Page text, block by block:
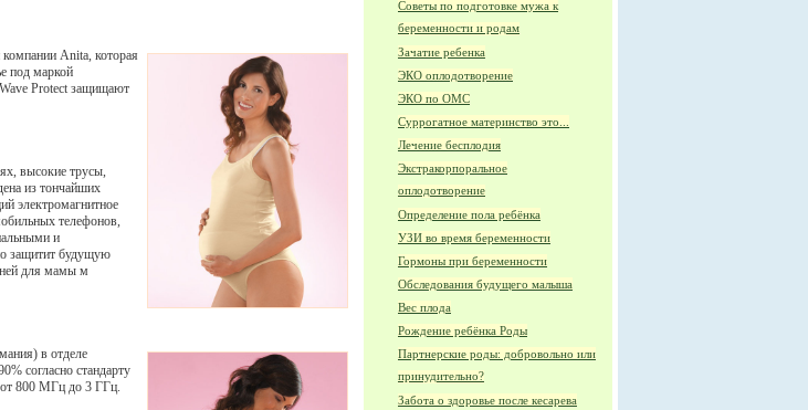
Советы по подготовке мужа к
беременности и родам
Зачатие ребенка
ЭКО оплодотворение
ЭКО по ОМС
Суррогатное материнство это...
Лечение бесплодия
Экстракорпоральное
оплодотворение
Определение пола ребёнка
УЗИ во время беременности
Гормоны при беременности
Обследования будущего малыша
Вес плода
Рождение ребёнка Роды
Партнерские роды: добровольно или
принудительно?
Забота о здоровье после кесарева
Anita, которая
под маркой
Protect защищают
высокие трусы,
из тончайших
электромагнитное
телефонов,
и
защитит будущую
для мамы м
в отделе
согласно стандарту
от 800 МГц до 3 ГГц.